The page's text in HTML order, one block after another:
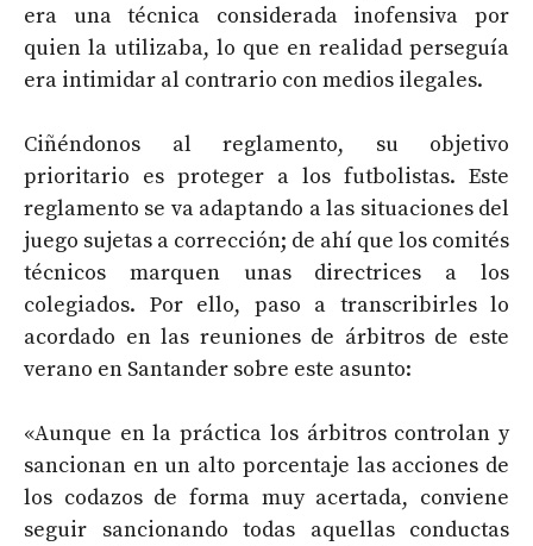
era una técnica considerada inofensiva por
quien la utilizaba, lo que en realidad perseguía
era intimidar al contrario con medios ilegales.
Ciñéndonos al reglamento, su objetivo
prioritario es proteger a los futbolistas. Este
reglamento se va adaptando a las situaciones del
juego sujetas a corrección; de ahí que los comités
técnicos marquen unas directrices a los
colegiados. Por ello, paso a transcribirles lo
acordado en las reuniones de árbitros de este
verano en Santander sobre este asunto:
«Aunque en la práctica los árbitros controlan y
sancionan en un alto porcentaje las acciones de
los codazos de forma muy acertada, conviene
seguir sancionando todas aquellas conductas